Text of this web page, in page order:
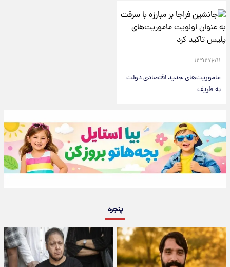
۱۳۹۳/۶/۱۱
ماموریت‌های جدید اقتصادی دولت
به ظریف
پنجره